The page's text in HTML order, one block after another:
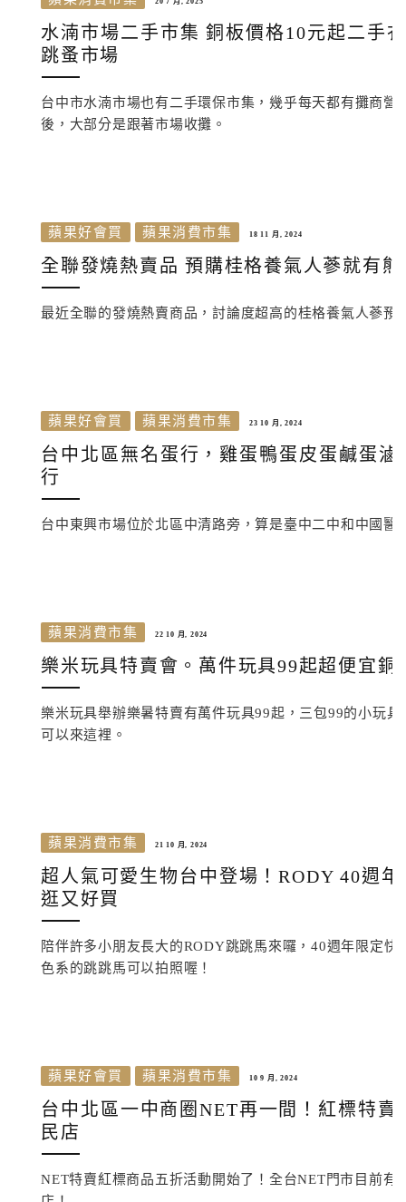
水湳市場二手市集 銅板價格10元起二手
跳蚤市場
台中市水湳市場也有二手環保市集，幾乎每天都有攤商
後，大部分是跟著市場收攤。
蘋果好會買 蘋果消費市集 18 11 月, 2024
全聯發燒熱賣品 預購桂格養氣人蔘就有
最近全聯的發燒熱賣商品，討論度超高的桂格養氣人蔘
蘋果好會買 蘋果消費市集 23 10 月, 2024
台中北區無名蛋行，雞蛋鴨蛋皮蛋鹹蛋
行
台中東興市場位於北區中清路旁，算是臺中二中和中國
蘋果消費市集 22 10 月, 2024
樂米玩具特賣會。萬件玩具99起超便宜銅
樂米玩具舉辦樂暑特賣有萬件玩具99起，三包99的小玩
可以來這裡。
蘋果消費市集 21 10 月, 2024
超人氣可愛生物台中登場！RODY 40週
逛又好買
陪伴許多小朋友長大的RODY跳跳馬來囉，40週年限定
色系的跳跳馬可以拍照喔！
蘋果好會買 蘋果消費市集 10 9 月, 2024
台中北區一中商圈NET再一間！紅標特
民店
NET特賣紅標商品五折活動開始了！全台NET門市目前